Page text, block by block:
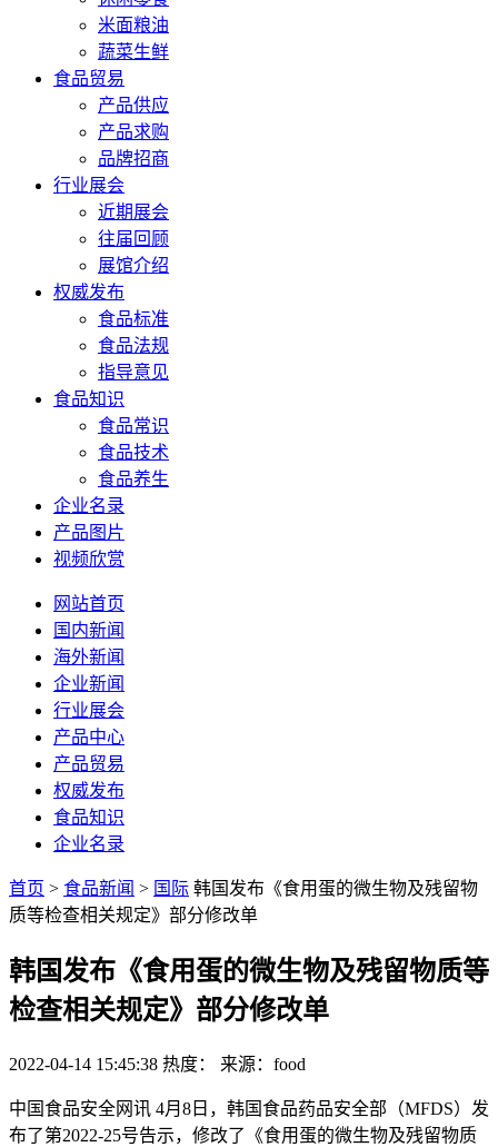
米面粮油
蔬菜生鲜
食品贸易
产品供应
产品求购
品牌招商
行业展会
近期展会
往届回顾
展馆介绍
权威发布
食品标准
食品法规
指导意见
食品知识
食品常识
食品技术
食品养生
企业名录
产品图片
视频欣赏
网站首页
国内新闻
海外新闻
企业新闻
行业展会
产品中心
产品贸易
权威发布
食品知识
企业名录
首页 > 食品新闻 > 国际 韩国发布《食用蛋的微生物及残留物
质等检查相关规定》部分修改单
韩国发布《食用蛋的微生物及残留物质等
检查相关规定》部分修改单
2022-04-14 15:45:38 热度： 来源：food
中国食品安全网讯 4月8日，韩国食品药品安全部（MFDS）发
布了第2022-25号告示，修改了《食用蛋的微生物及残留物质